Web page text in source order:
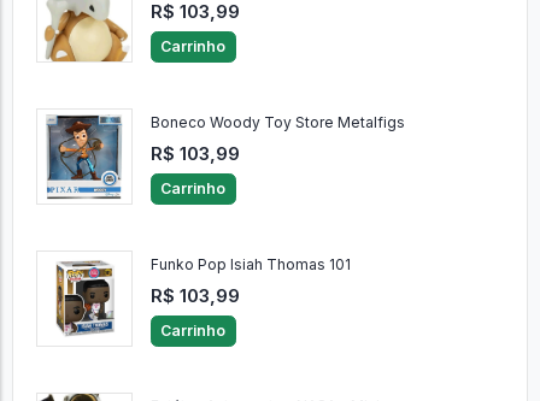
R$ 103,99
Carrinho
Boneco Woody Toy Store Metalfigs
R$ 103,99
Carrinho
Funko Pop Isiah Thomas 101
R$ 103,99
Carrinho